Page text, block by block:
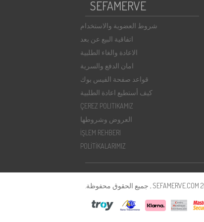
SEFAMERVE
شروط العضوية والاستخدام
اتفاقية البيع عن بعد
الاعادة والغاء الطلبية
امان الدفع والسرية
قواعد صفحة الفيس بوك
كيف أستطيع اعادة الطلبية
ÇEREZ POLITIKAMIZ
العروض وشروطها
İŞLEM REHBERI
POLİTİKALARIMIZ